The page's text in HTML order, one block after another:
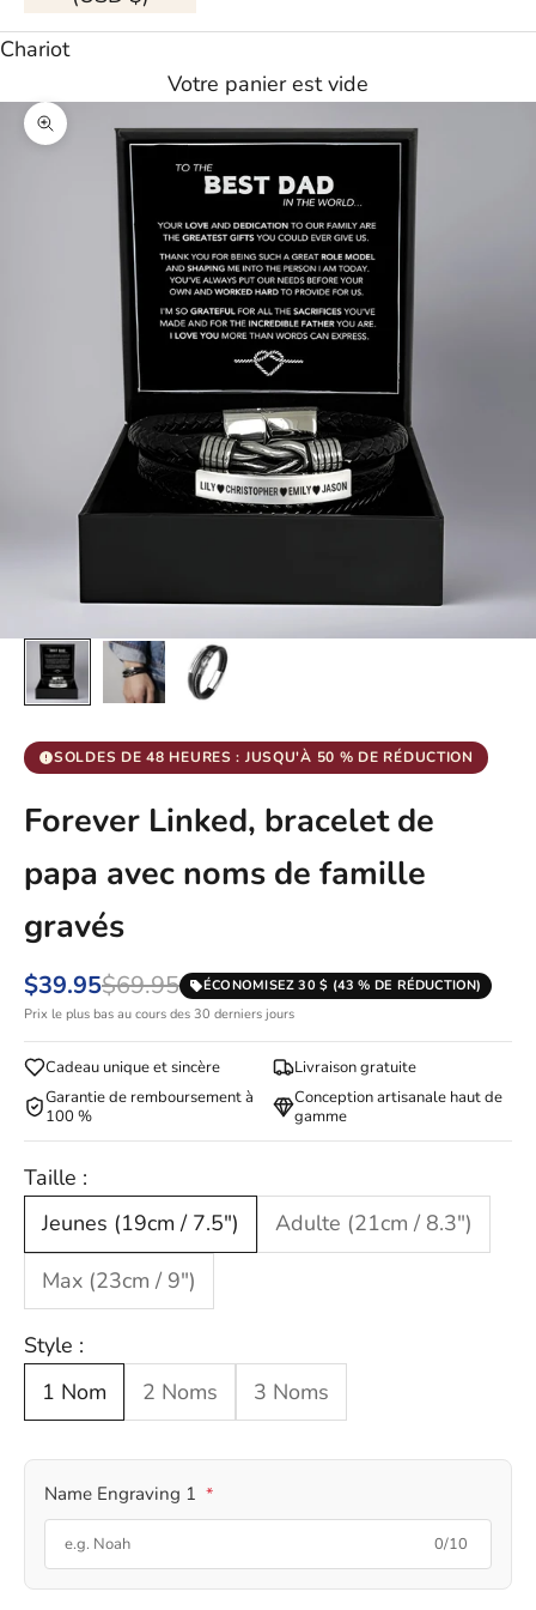
Chariot
Votre panier est vide
Agrandir l'image
SOLDES DE 48 HEURES : JUSQU'À 50 % DE RÉDUCTION
Forever Linked, bracelet de
papa avec noms de famille
gravés
$39.95$69.95
ÉCONOMISEZ 30 $ (43 % DE RÉDUCTION)
Prix le plus bas au cours des 30 derniers jours
Cadeau unique et sincère
Livraison gratuite
Garantie de remboursement à
100 %
Conception artisanale haut de
gamme
Taille :
Jeunes (19cm / 7.5")
Adulte (21cm / 8.3")
Max (23cm / 9")
Style :
1 Nom
2 Noms 3 Noms
Name Engraving 1 *
0/10